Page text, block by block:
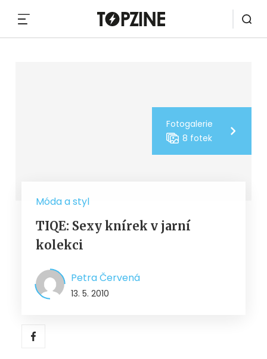
Fotogalerie
8 fotek
Móda a styl
TIQE: Sexy knírek v jarní
kolekci
Petra Červená
13. 5. 2010